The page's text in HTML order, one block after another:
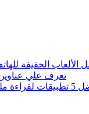
الألعاب الخفيفة
تعرف علي
على الجوال 2023 للأندرويد